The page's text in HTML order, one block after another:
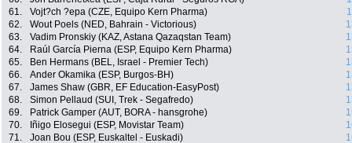
61.
Vojt?ch ?epa (CZE, Equipo Kern Pharma)
62.
Wout Poels (NED, Bahrain - Victorious)
63.
Vadim Pronskiy (KAZ, Astana Qazaqstan Team)
64.
Raúl García Pierna (ESP, Equipo Kern Pharma)
65.
Ben Hermans (BEL, Israel - Premier Tech)
66.
Ander Okamika (ESP, Burgos-BH)
67.
James Shaw (GBR, EF Education-EasyPost)
68.
Simon Pellaud (SUI, Trek - Segafredo)
69.
Patrick Gamper (AUT, BORA - hansgrohe)
70.
Iñigo Elosegui (ESP, Movistar Team)
71.
Joan Bou (ESP, Euskaltel - Euskadi)